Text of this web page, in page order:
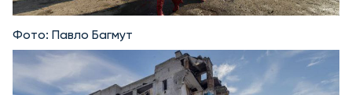
Фото: Павло Багмут